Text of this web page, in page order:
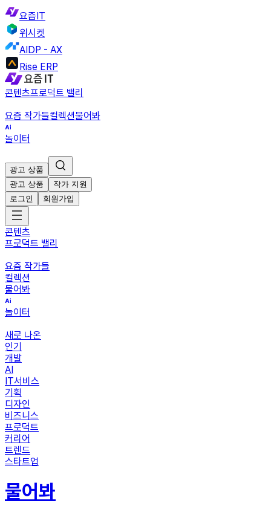
요즘IT
위시켓
AIDP - AX
Rise ERP
콘텐츠프로덕트 밸리
요즘 작가들컬렉션물어봐
놀이터
광고 상품
광고 상품
작가 지원
로그인
회원가입
콘텐츠
프로덕트 밸리
요즘 작가들
컬렉션
물어봐
놀이터
새로 나온
인기
개발
AI
IT서비스
기획
디자인
비즈니스
프로덕트
커리어
트렌드
스타트업
물어봐